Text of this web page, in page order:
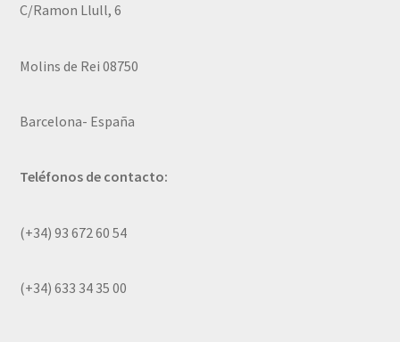
C/Ramon Llull, 6
Molins de Rei 08750
Barcelona- España
Teléfonos de contacto:
(+34) 93 672 60 54
(+34) 633 34 35 00